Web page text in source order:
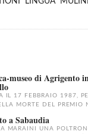
museo di Agrigento
IL 17 FEBBRAIO 1987,
MORTE DEL PREMIO
a Sabaudia
MARAINI UNA